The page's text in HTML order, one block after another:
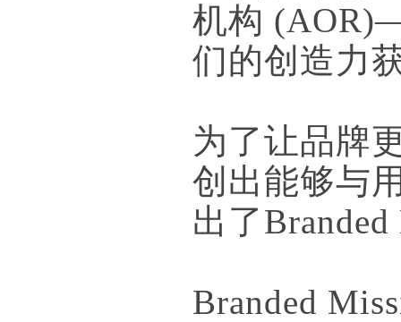
机构
们的创造力
为了让品牌
创出能够与
出了
Branded